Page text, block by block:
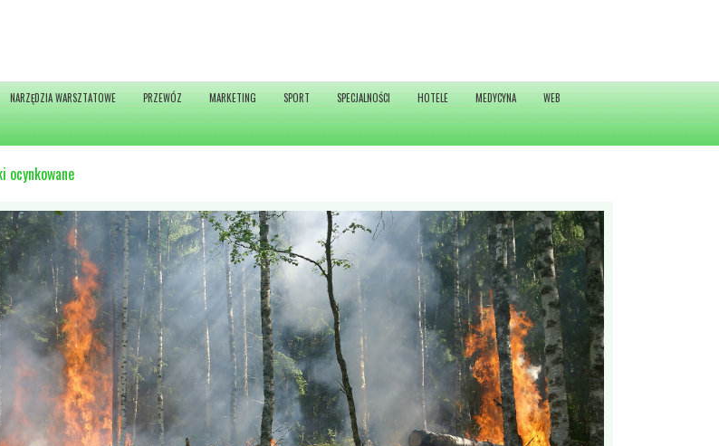
NARZĘDZIA WARSZTATOWE PRZEWÓZ MARKETING SPORT SPECJALNOŚCI HOTELE MEDYCYNA WEB
ocynkowane